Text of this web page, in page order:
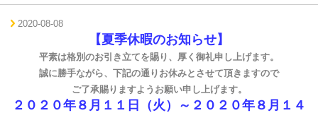
2020-08-08
【夏季休暇のお知らせ】
平素は格別のお引き立てを賜り、厚く御礼申し上げます。
誠に勝手ながら、下記の通りお休みとさせて頂きますので
ご了承賜りますようお願い申し上げます。
２０２０年８月１１日（火）～２０２０年８月１４